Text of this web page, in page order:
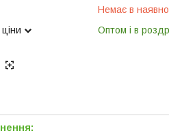
Немає в
Оптом і в